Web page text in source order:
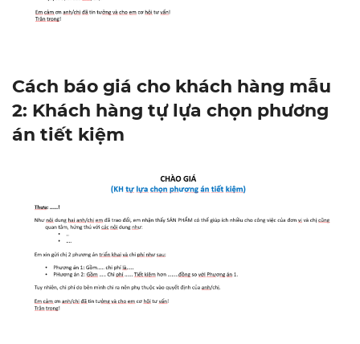
Cách báo giá cho khách hàng mẫu
2: Khách hàng tự lựa chọn phương
án tiết kiệm